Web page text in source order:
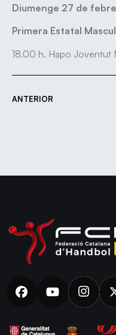
Diumenge 27 de
Primera Estatal
18.00 h. Hapo Joventut
ANTERIOR